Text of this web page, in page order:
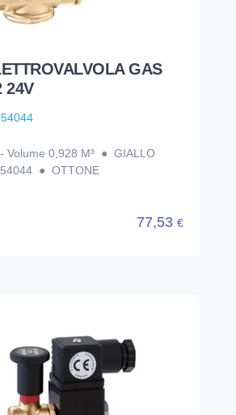
GAS
24V
0,928 M³ ● GIALLO
● OTTONE
77,53 €